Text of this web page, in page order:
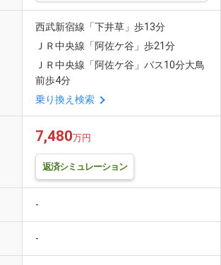
西武新宿線「下井草」歩13分
ＪＲ中央線「阿佐ケ谷」歩21分
ＪＲ中央線「阿佐ケ谷」バス10分大鳥
前歩4分
乗り換え検索
7,480万円
返済シミュレーション
-
-